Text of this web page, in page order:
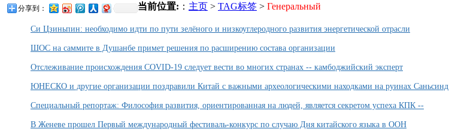
分享到： 当前位置: ： 主页 > TAG标签 > Генеральный
Си Цзиньпин: необходимо идти по пути зелёного и низкоуглеродного развития энергетической отрасли
ШОС на саммите в Душанбе примет решения по расширению состава организации
Отслеживание происхождения COVID-19 следует вести во многих странах -- камбоджийский эксперт
ЮНЕСКО и другие организации поздравили Китай с важными археологическими находками на руинах Саньсинд
Специальный репортаж: Философия развития, ориентированная на людей, является секретом успеха КПК --
В Женеве прошел Первый международный фестиваль-конкурс по случаю Дня китайского языка в ООН